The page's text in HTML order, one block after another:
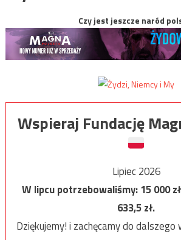
Czy jest jeszcze naród
Wspieraj Fundację
Lipiec 2026
W lipcu potrzebowaliśmy:15 000
633,5zł.
Dziękujemy! i zachęcamy do dalszego